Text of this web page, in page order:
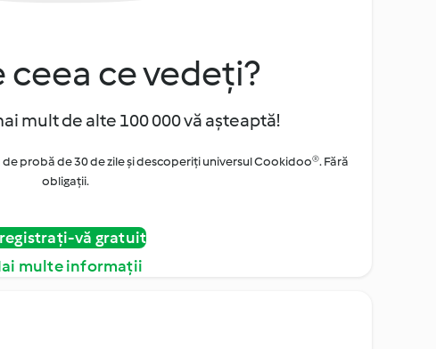
ceea ce vedeți?
mult de alte 100 000 vă așteaptă!
probă de 30 de zile și descoperiți universul Cookidoo®. Fără
obligaţii.
vă gratuit
multe informații